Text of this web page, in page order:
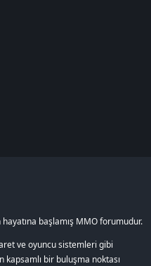
başlamış MMO forumudur.
ve oyuncu sistemleri gibi
bir buluşma noktası